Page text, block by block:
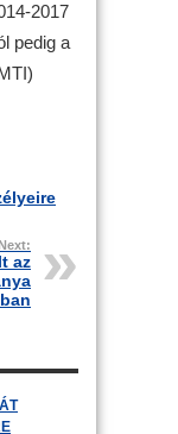
2017
pedig a
az